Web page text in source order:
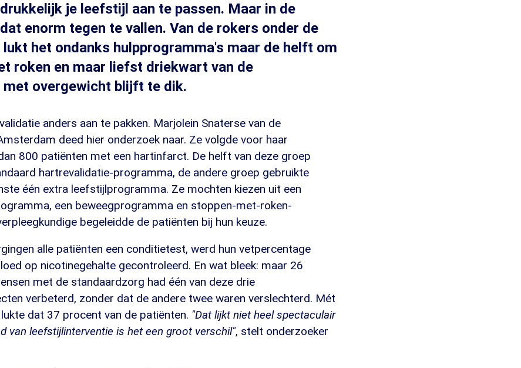
je leefstijl aan te passen. Maar in de
enorm tegen te vallen. Van de rokers onder de
het ondanks hulpprogramma's maar de helft om
roken en maar liefst driekwart van de
met overgewicht blijft te dik.
anders aan te pakken. Marjolein Snaterse van de
deed hier onderzoek naar. Ze volgde voor haar
800 patiënten met een hartinfarct. De helft van deze groep
hartrevalidatie-programma, de andere groep gebruikte
één extra leefstijlprogramma. Ze mochten kiezen uit een
een beweegprogramma en stoppen-met-roken-
begeleidde de patiënten bij hun keuze.
alle patiënten een conditietest, werd hun vetpercentage
op nicotinegehalte gecontroleerd. En wat bleek: maar 26
met de standaardzorg had één van deze drie
verbeterd, zonder dat de andere twee waren verslechterd. Mét
dat 37 procent van de patiënten. "Dat lijkt niet heel spectaculair
van leefstijlinterventie is het een groot verschil", stelt onderzoeker